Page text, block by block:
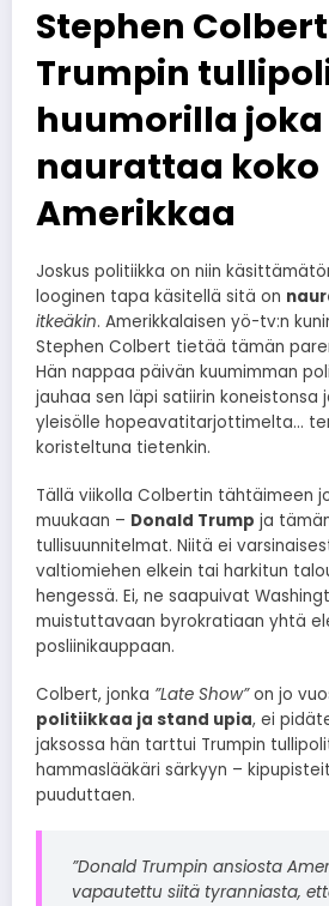
Stephen
Trumpin
huumorilla joka
naurattaa koko
Amerikkaa
Joskus politiikka on niin
looginen tapa käsitellä sitä on
itkeäkin. Amerikkalaisen yö-tv:n
Stephen Colbert tietää tämän
Hän nappaa päivän kuumimman
jauhaa sen läpi satiirin koneistonsa
yleisölle hopeavatitarjottimelta…
koristeltuna tietenkin.
Tällä viikolla Colbertin tähtäimeen
muukaan – Donald Trump ja
tullisuunnitelmat. Niitä ei
valtiomiehen elkein tai harkitun
hengessä. Ei, ne saapuivat
muistuttavaan byrokratiaan yhtä
posliinikauppaan.
Colbert, jonka ”Late Show”on jo
politiikkaa ja stand upia, ei
jaksossa hän tarttui Trumpin
hammaslääkäri särkyyn –
puuduttaen.
”Donald Trumpin ansiosta
vapautettu siitä tyranniasta,